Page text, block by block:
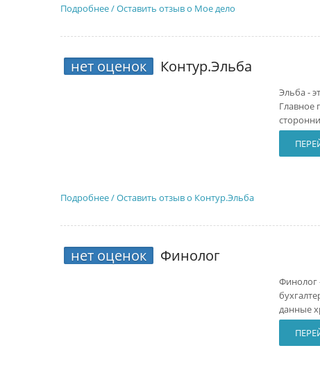
Подробнее / Оставить отзыв о Мое дело
нет оценок Контур.Эльба
Эльба -
Главное
Подробнее / Оставить отзыв о Контур.Эльба
нет оценок Финолог
Финолог
данные